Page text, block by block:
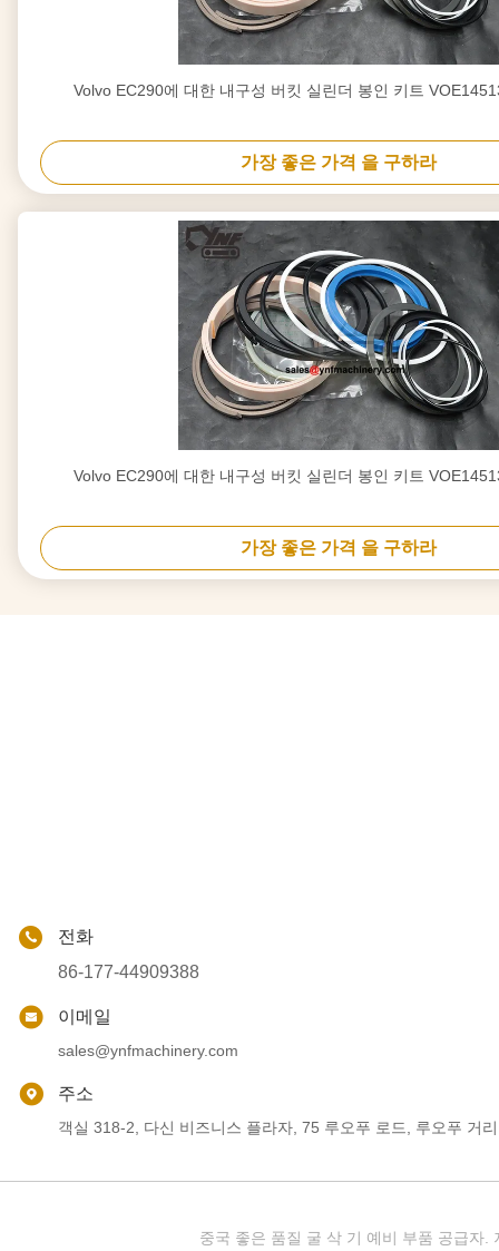
Volvo EC290에 대한 내구성 버킷 실린더 봉인 키트
가장 좋은 가격 을 구하라
Volvo EC290에 대한 내구성 버킷 실린더 봉인 키트
가장 좋은 가격 을 구하라
전화
86-177-44909388
이메일
sales@ynfmachinery.com
주소
객실 318-2, 다신 비즈니스 플라자, 75 루오푸 로드, 루오푸 거
중국 좋은 품질 굴 삭 기 예비 부품 공급자